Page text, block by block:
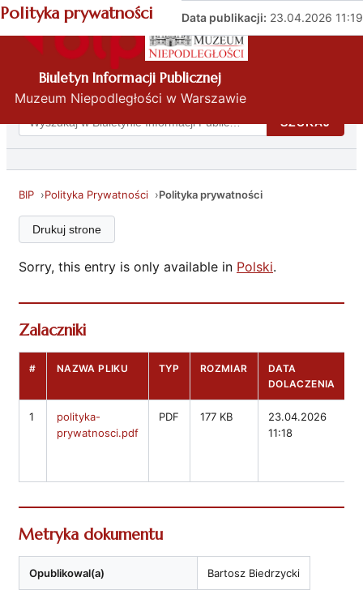
PL
Biuletyn Informacji Publicznej
Muzeum Niepodległości w Warszawie
Menu przedmiotowe
w
BIP:
SZUKAJ
BIP Polityka Prywatności Polityka prywatności
Polityka prywatności Data publikacji: 23.04.2026 11:19
Drukuj strone
Sorry, this entry is only available in Polski.
Zalaczniki
# NAZWA PLIKU TYP ROZMIAR
DATA
DOLACZENIA
1
polityka-
prywatnosci.pdf
PDF 177 KB
23.04.2026
11:18
Metryka dokumentu
Opublikowal(a) Bartosz Biedrzycki